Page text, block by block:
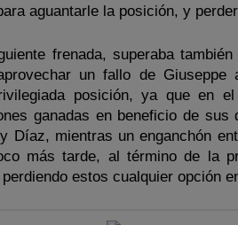
aguantarle la posición, y
frenada, superaba
un fallo de Giuseppe
posición, ya que en
ganadas en beneficio de sus
Díaz, mientras un enganchón
más tarde, al término de la
estos cualquier opción